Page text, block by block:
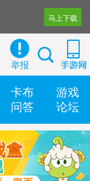
马上下载
举报
卡布
问答
游戏
论坛